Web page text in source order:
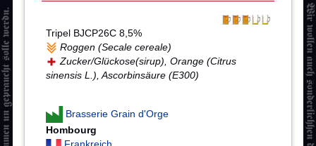
Tripel BJCP26C 8,5%
Roggen (Secale cereale)
Zucker/Glückose(sirup), Orange (Citrus
sinensis L.), Ascorbinsäure (E300)
Brasserie Grain d'Orge
Hombourg